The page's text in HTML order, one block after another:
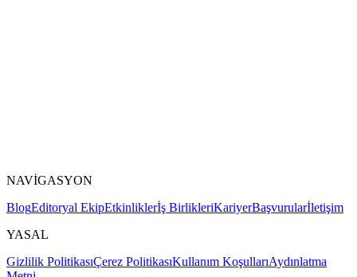
NAVİGASYON
BlogEditoryal EkipEtkinliklerİş BirlikleriKariyerBaşvurularİletişim
YASAL
Gizlilik PolitikasıÇerez PolitikasıKullanım KoşullarıAydınlatma